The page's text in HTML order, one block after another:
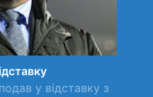
у відставку з